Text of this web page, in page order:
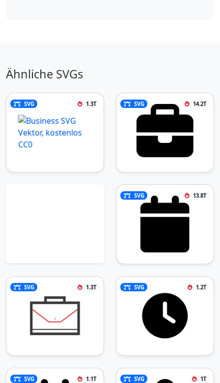
Ähnliche SVGs
SVG 1.3T SVG 14.2T
SVG 13.8T
SVG 1.3T SVG 1.2T
SVG 1.1T SVG 1T